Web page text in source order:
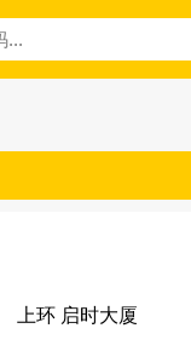
上环 启时大厦